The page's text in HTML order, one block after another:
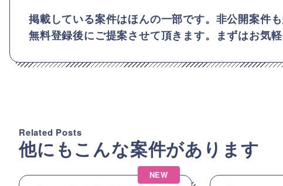
掲載している案件はほんの一部です。非公開案件も
無料登録後にご提案させて頂きます。まずはお気軽
Related Posts
他にもこんな案件があります
NEW